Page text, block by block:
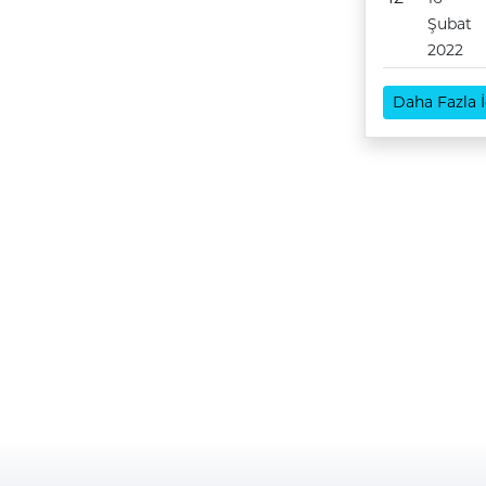
Şubat
2022
Daha Fazla